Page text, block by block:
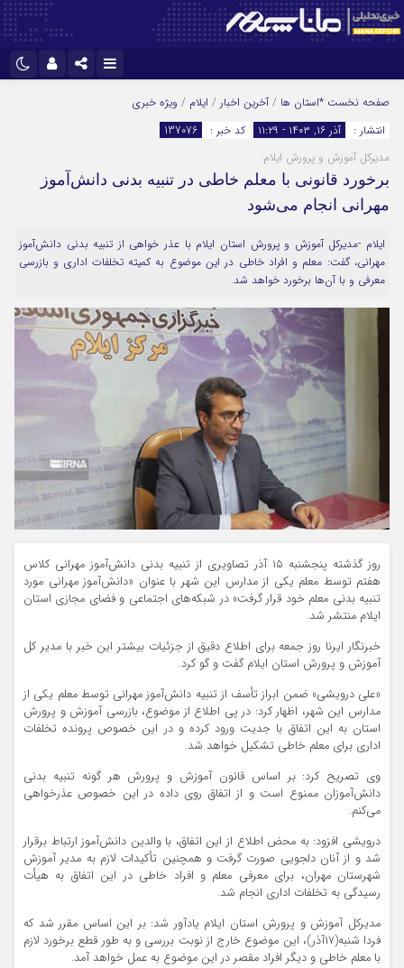
اینستاگرام تلگرام
سروش
آپارات
نام کاربری یا نشانی ایمیل
رمز عبور
مرا به خاطر بسپار
صفحه نخست *استان ها / آخرین اخبار / ایلام / ویژه خبری
انتشار :
آذر ۱۶, ۱۴۰۳ - ۱۱:۲۹ کد خبر :
137076
مدیرکل آموزش و پرورش ایلام:
برخورد قانونی با معلم خاطی در تنبیه بدنی دانش‌آموز
مهرانی انجام می‌شود
ایلام -مدیرکل آموزش و پرورش استان ایلام با عذر خواهی از تنبیه بدنی دانش‌آموز
مهرانی، گفت: معلم و افراد خاطی در این موضوع به کمیته تخلفات اداری و بازرسی
معرفی و با آن‌ها برخورد خواهد شد.
روز گذشته پنجشنبه ۱۵ آذر تصاویری از تنبیه بدنی دانش‌آموز مهرانی کلاس
هفتم توسط معلم یکی از مدارس این شهر با عنوان «دانش‌آموز مهرانی مورد
تنبیه بدنی معلم خود قرار گرفت» در شبکه‌های اجتماعی و فضای مجازی استان
ایلام منتشر شد.
خبرنگار ایرنا روز جمعه برای اطلاع دقیق از جزئیات بیشتر این خبر با مدیر کل
آموزش و پرورش استان ایلام گفت و گو کرد.
«علی درویشی» ضمن ابراز تأسف از تنبیه دانش‌آموز مهرانی توسط معلم یکی از
مدارس این شهر، اظهار کرد: در پی اطلاع از موضوع، بازرسی آموزش و پرورش
استان به این اتفاق با جدیت ورود کرده و در این خصوص پرونده تخلفات
اداری برای معلم خاطی تشکیل خواهد شد.
وی تصریح کرد: بر اساس قانون آموزش و پرورش هر گونه تنبیه بدنی
دانش‌آموزان ممنوع است و از اتفاق روی داده در این خصوص عذرخواهی
می‌کنم.
درویشی افزود: به محض اطلاع از این اتفاق، با والدین دانش‌آموز ارتباط برقرار
شد و از آنان دلجویی صورت گرفت و همچنین تأکیدات لازم به مدیر آموزش
شهرستان مهران، برای معرفی معلم و افراد خاطی در این اتفاق به هیأت
رسیدگی به تخلفات اداری انجام شد.
مدیرکل آموزش و پرورش استان ایلام یادآور شد: بر این اساس مقرر شد که
فردا شنبه(۱۷آذر)، این موضوع خارج از نوبت بررسی و به طور قطع برخورد لازم
با معلم خاطی و دیگر افراد مقصر در این موضوع به عمل خواهد آمد.